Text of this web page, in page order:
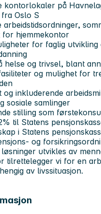
kontorlokaler på
Oslo S
arbeidstidsordninger,
for hjemmekontor
for faglig utvikling
helse og trivsel, blant
og mulighet for
og inkluderende
sosiale samlinger
stilling som
til Statens
i Statens
og
utvikles av
tilrettelegger vi for en
av livssituasjon.